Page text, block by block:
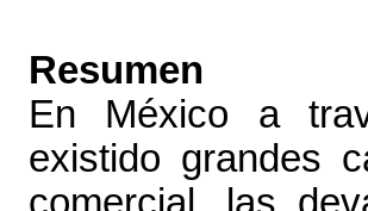
Resumen
En México a
existido grandes